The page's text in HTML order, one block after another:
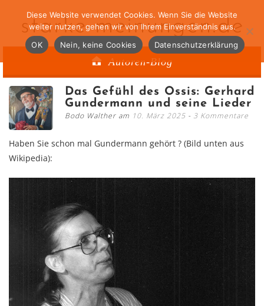
starke-meinungen.de
Autoren-Blog
Das Gefühl des Ossis: Gerhard
Gundermann und seine Lieder
Bodo Walther am 10. März 2025 3 Kommentare
Haben Sie schon mal Gundermann gehört ? (Bild unten aus
Wikipedia):
Diese Website verwendet Cookies. Wenn Sie die Website
weiter nutzen, gehen wir von Ihrem Einverständnis aus.
OK
Nein, keine Cookies Datenschutzerklärung